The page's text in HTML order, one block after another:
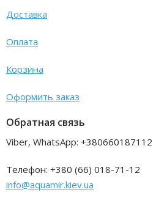
Доставка
Оплата
Корзина
Оформить заказ
Обратная связь
Viber, WhatsApp: +380660187112
Телефон: +380 (66) 018-71-12
info@aquamir.kiev.ua